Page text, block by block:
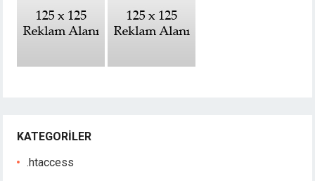
KATEGORILER
.htaccess